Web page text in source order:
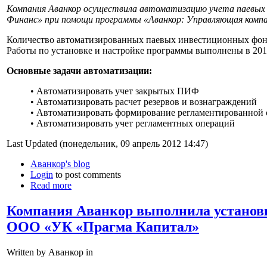
Компания Аванкор осуществила автоматизацию учета
Финанс» при помощи программы «Аванкор: Управляющая
Количество автоматизированных паевых инвестиционных
Работы по установке и настройке программы выполнены в
Основные задачи автоматизации:
• Автоматизировать учет закрытых ПИФ
• Автоматизировать расчет резервов и вознаграждений
• Автоматизировать формирование регламентированной
• Автоматизировать учет регламентных операций
Last Updated (понедельник, 09 апрель 2012 14:47)
Аванкор's blog
Login to post comments
Read more
Компания Аванкор выполнила
ООО «УК «Прагма Капитал»
Written by Аванкор in